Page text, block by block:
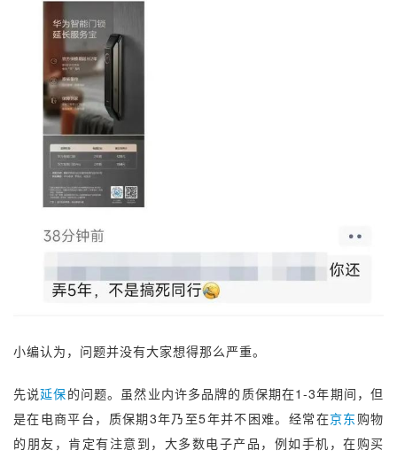
小编认为，问题并没有大家想得那么严重。
先说延保的问题。虽然业内许多品牌的质保期在1-3年期间，但
是在电商平台，质保期3年乃至5年并不困难。经常在京东 购物
的朋友，肯定有注意到，大多数电子产品，例如手机，在购买